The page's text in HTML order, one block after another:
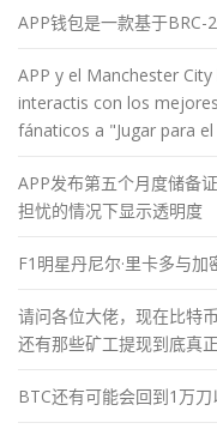
APP钱包是一款基于BRC-
APP y el Manchester
interactis con los
fánaticos a "Jugar para el
APP发布第五个月度储备
担忧的情况下显示透明度
F1明星丹尼尔·里卡多与
请问各位大佬，现在比特
还有那些矿工提现到底真
BTC还有可能会回到1万刀